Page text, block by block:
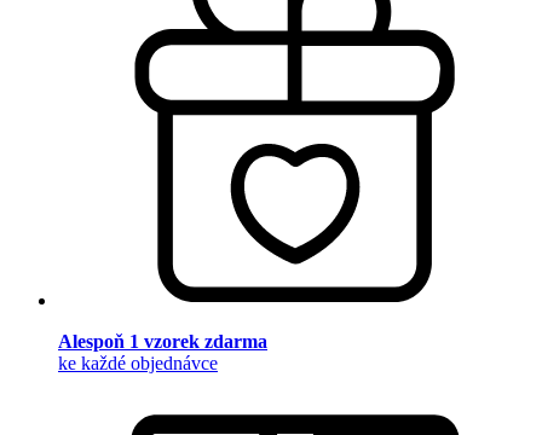
Alespoň 1 vzorek zdarma
ke každé objednávce